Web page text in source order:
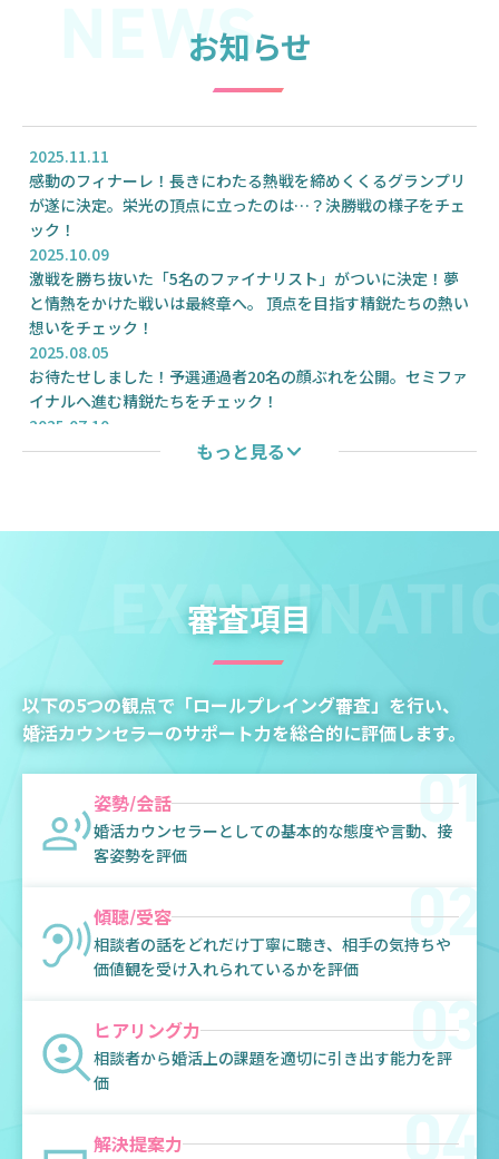
お知らせ
2025.11.11
感動のフィナーレ！長きにわたる熱戦を締めくくるグランプリ
が遂に決定。栄光の頂点に立ったのは…？決勝戦の様子をチェ
ック！
2025.10.09
激戦を勝ち抜いた「5名のファイナリスト」がついに決定！夢
と情熱をかけた戦いは最終章へ。 頂点を目指す精鋭たちの熱い
想いをチェック！
2025.08.05
お待たせしました！予選通過者20名の顔ぶれを公開。セミファ
イナルへ進む精鋭たちをチェック！
2025.07.10
予選の上位20名の通過者が決定しました。次はいよいよセミフ
エントリー受付は終了いたしました。全国より100名を超える
IBJカウンセラーコンテスト2025 の開催が決定し、本日よりエ
ントリー受付を開始いたしました。
もっと見る
審査項目
以下の5つの観点で「ロールプレイング審査」を行い、
婚活カウンセラーのサポート力を総合的に評価します。
姿勢/会話
婚活カウンセラーとしての基本的な態度や言動、接
客姿勢を評価
傾聴/受容
相談者の話をどれだけ丁寧に聴き、相手の気持ちや
価値観を受け入れられているかを評価
ヒアリング力
相談者から婚活上の課題を適切に引き出す能力を評
価
解決提案力